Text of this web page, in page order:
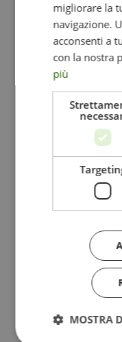
migliorare la
navigazione.
acconsenti a
con la nostra
più
MOSTRA